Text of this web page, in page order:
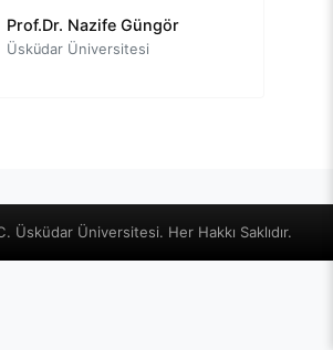
Prof.Dr. Nazife Güngör
Üsküdar Üniversitesi
Üsküdar Üniversitesi
Üsküdar Üniversitesi. Her Hakkı Saklıdır.